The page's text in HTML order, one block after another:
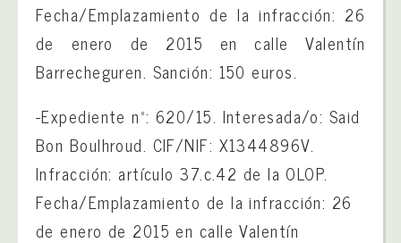
Fecha/Emplazamiento de la infracción: 26
de enero de 2015 en calle Valentín
Barrecheguren. Sanción: 150 euros.
-Expediente nº: 620/15. Interesada/o: Said
Bon Boulhroud. CIF/NIF: X1344896V.
Infracción: artículo 37.c.42 de la OLOP.
Fecha/Emplazamiento de la infracción: 26
de enero de 2015 en calle Valentín